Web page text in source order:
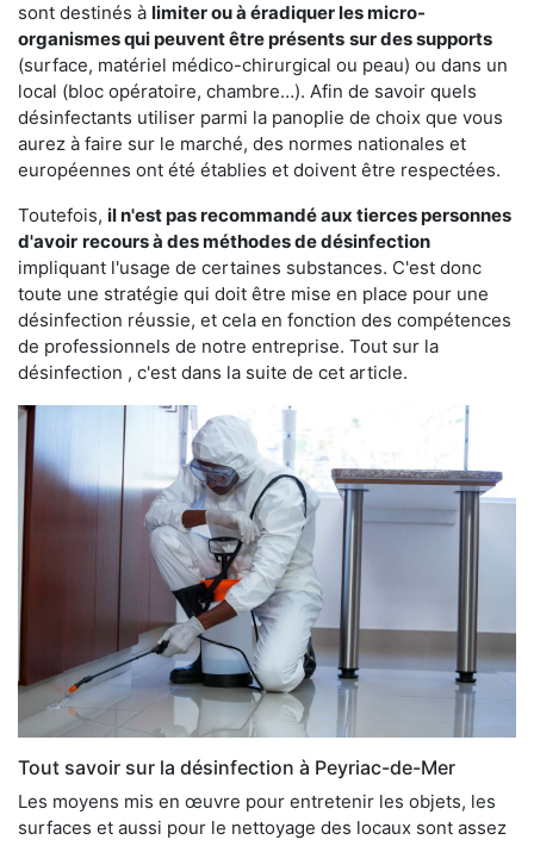
sont destinés à limiter ou à éradiquer les micro-
organismes qui peuvent être présents sur des supports
(surface, matériel médico-chirurgical ou peau) ou dans un
local (bloc opératoire, chambre…). Afin de savoir quels
désinfectants utiliser parmi la panoplie de choix que vous
aurez à faire sur le marché, des normes nationales et
européennes ont été établies et doivent être respectées.
Toutefois, il n'est pas recommandé aux tierces personnes
d'avoir recours à des méthodes de désinfection
impliquant l'usage de certaines substances. C'est donc
toute une stratégie qui doit être mise en place pour une
désinfection réussie, et cela en fonction des compétences
de professionnels de notre entreprise. Tout sur la
désinfection , c'est dans la suite de cet article.
Tout savoir sur la désinfection à Peyriac-de-Mer
Les moyens mis en œuvre pour entretenir les objets, les
surfaces et aussi pour le nettoyage des locaux sont assez